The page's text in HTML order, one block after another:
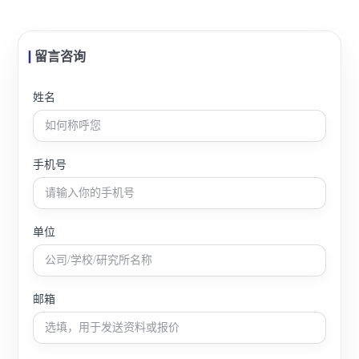
留言咨询
姓名
手机号
单位
邮箱